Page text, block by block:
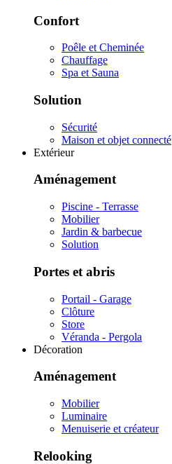
Confort
Poêle et Cheminée
Chauffage
Spa et Sauna
Solution
Sécurité
Maison et objet connecté
Extérieur
Aménagement
Piscine - Terrasse
Mobilier
Jardin & barbecue
Solution
Portes et abris
Portail - Garage
Clôture
Store
Véranda - Pergola
Décoration
Aménagement
Mobilier
Luminaire
Menuiserie et créateur
Relooking